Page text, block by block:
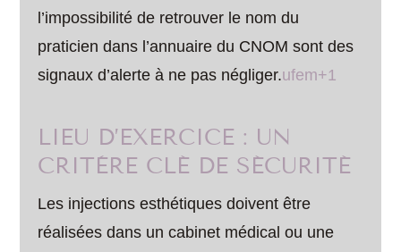
l’impossibilité de retrouver le nom du
praticien dans l’annuaire du CNOM sont des
signaux d’alerte à ne pas négliger.ufem+1
LIEU D’EXERCICE : UN
CRITÈRE CLÉ DE SÉCURITÉ
Les injections esthétiques doivent être
réalisées dans un cabinet médical ou une